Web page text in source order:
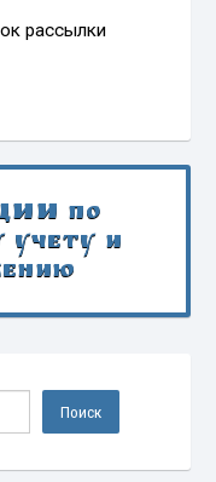
рассылки
по
учету и